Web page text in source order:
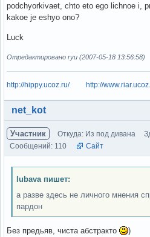
podchyorkivaet, chto eto ego lichnoe i,
kakoe je eshyo ono?
Luck
Отредактировано ryu (2007-05-18 13:56:58)
http://hippy.ucoz.ru/ http://
Вне форума
net_kot
Участник Откуда: Из под дивана
Сообщений: 110
Сайт
lubava пишет:
а разве здесь не личного мнения
пардон
Без предьяв, чиста абстракто )